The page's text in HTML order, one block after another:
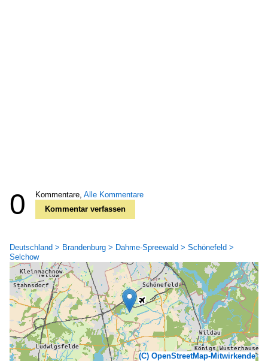
0 Kommentare, Alle Kommentare
Kommentar verfassen
Deutschland > Brandenburg > Dahme-Spreewald > Schönefeld >
Selchow
(C) OpenStreetMap-Mitwirkende